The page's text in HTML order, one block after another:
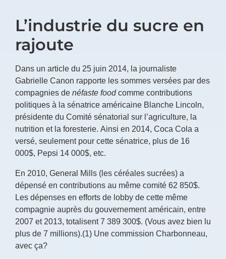
L’industrie du sucre en
rajoute
Dans un article du 25 juin 2014, la journaliste
Gabrielle Canon rapporte les sommes versées par des
compagnies denéfaste foodcomme contributions
politiques à la sénatrice américaine Blanche Lincoln,
présidente du Comité sénatorial sur l’agriculture, la
nutrition et la foresterie. Ainsi en 2014, Coca Cola a
versé, seulement pour cette sénatrice, plus de 16
000$, Pepsi 14 000$, etc.
En 2010, General Mills (les céréales sucrées) a
dépensé en contributions au même comité 62 850$.
Les dépenses en efforts de lobby de cette même
compagnie auprès du gouvernement américain, entre
2007 et 2013, totalisent 7 389 300$. (Vous avez bien lu
plus de 7 millions).(1) Une commission Charbonneau,
avec ça?